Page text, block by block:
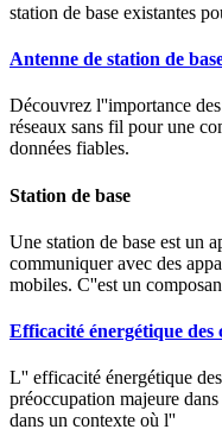
station de base existantes
Antenne de station de
Découvrez l''importance
réseaux sans fil pour une
données fiables.
Station de base
Une station de base est un
communiquer avec des
mobiles. C''est un
Efficacité énergétique
L'' efficacité énergétique
préoccupation majeure
dans un contexte où l''